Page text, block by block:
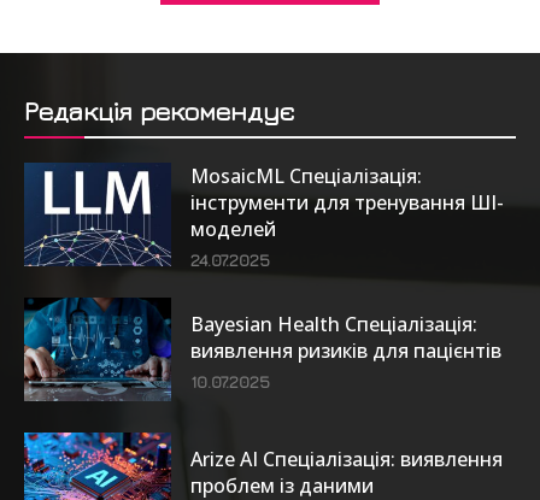
Редакція рекомендує
MosaicML Спеціалізація:
інструменти для тренування ШІ-
моделей
24.07.2025
Bayesian Health Спеціалізація:
виявлення ризиків для пацієнтів
10.07.2025
Arize AI Спеціалізація: виявлення
проблем із даними